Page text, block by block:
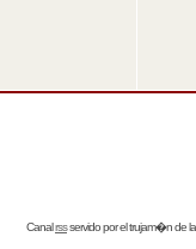
Canalrssservido por eltrujam�nde